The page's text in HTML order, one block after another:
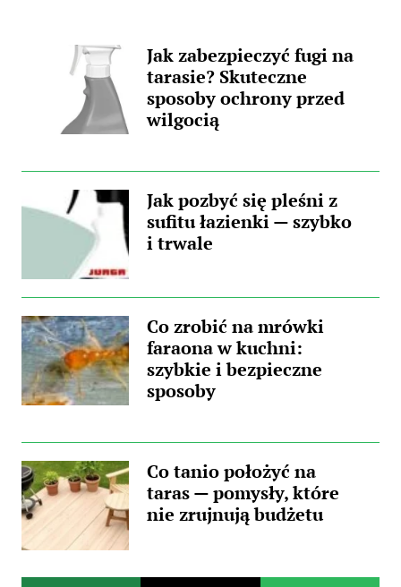
powierzchni może prowadzić do
nieprzyjemnych zapachów, a także trwałych...
Jak zabezpieczyć fugi na
tarasie? Skuteczne
sposoby ochrony przed
wilgocią
Jak pozbyć się pleśni z
sufitu łazienki — szybko
i trwale
Co zrobić na mrówki
faraona w kuchni:
szybkie i bezpieczne
sposoby
Co tanio położyć na
taras — pomysły, które
nie zrujnują budżetu